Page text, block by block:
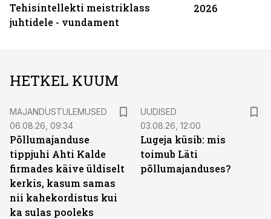
Tehisintellekti meistriklass
juhtidele - vundament
2026
HETKEL KUUM
MAJANDUSTULEMUSED
06.08.26, 09:34
Põllumajanduse
tippjuhi Ahti Kalde
firmades käive üldiselt
kerkis, kasum samas
nii kahekordistus kui
ka sulas pooleks
UUDISED
03.08.26, 12:00
Lugeja küsib: mis
toimub Läti
põllumajanduses?